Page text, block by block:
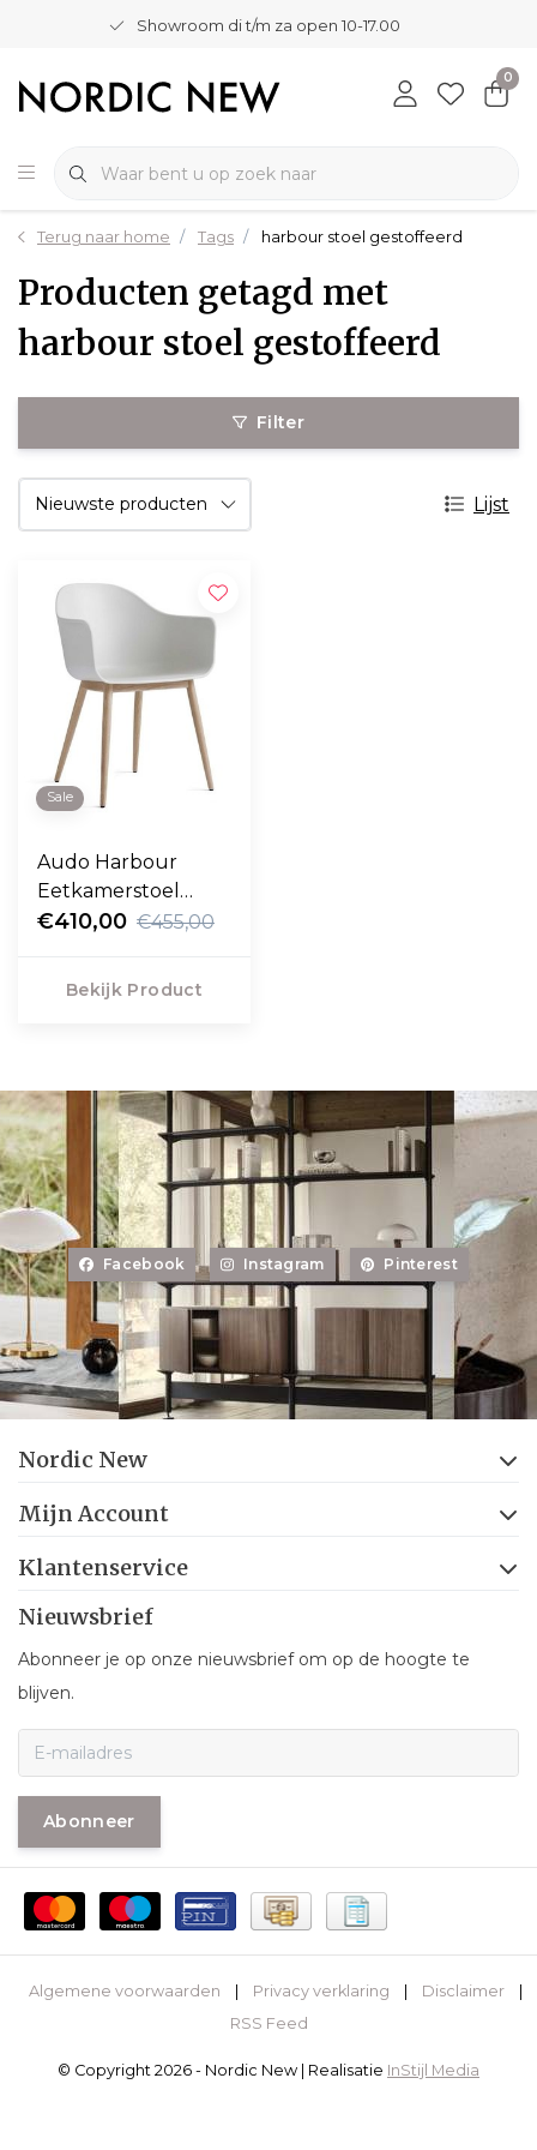
Showroom di t/m za open 10-17.00
0
Terug naar home Tags harbour stoel gestoffeerd
Producten getagd met
harbour stoel gestoffeerd
Filter
Lijst
Sale
Audo Harbour
Eetkamerstoel
plastic, houten
€410,00 €455,00
Bekijk Product
Facebook Instagram Pinterest
Nordic New
Mijn Account
Klantenservice
Nieuwsbrief
Abonneer je op onze nieuwsbrief om op de hoogte te
blijven.
Abonneer
Algemene voorwaarden Privacy verklaring Disclaimer
RSS Feed
© Copyright 2026 - Nordic New | Realisatie InStijl Media